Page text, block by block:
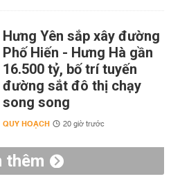
Hưng Yên sắp xây đường
Phố Hiến - Hưng Hà gần
16.500 tỷ, bố trí tuyến
đường sắt đô thị chạy
song song
QUY HOẠCH 20 giờ trước
thêm